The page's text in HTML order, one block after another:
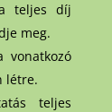
teljes díj
meg.
vonatkozó
létre.
teljes